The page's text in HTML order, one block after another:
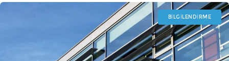
olacağız. Adres: Kaynarca Mahallesi Zirve
BILGILENDIRME